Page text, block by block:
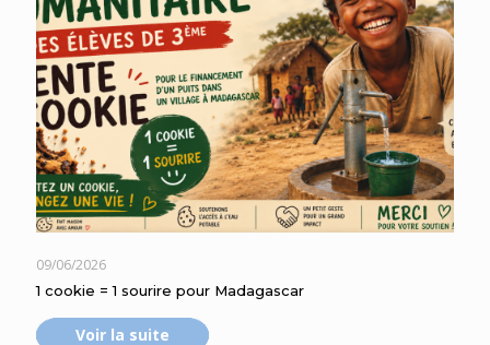
09/06/2026
1 cookie = 1 sourire pour Madagascar
Voir la suite